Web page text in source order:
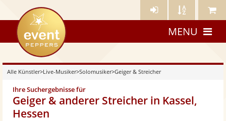
Künstler- Künstler Meine
eventpeppers
MENU
Alle Künstler>Live-Musiker>Solomusiker>Geiger & Streicher
Ihre Suchergebnisse für
Geiger & anderer Streicher in Kassel,
Hessen